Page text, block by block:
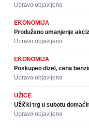
Upravo objavljeno
EKONOMIJA
Produženo umanjenje
Upravo objavljeno
EKONOMIJA
Poskupeo dizel, cena
Upravo objavljeno
UŽICE
Užički trg u subotu
Upravo objavljeno